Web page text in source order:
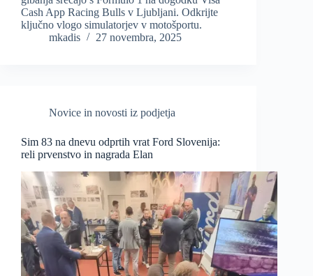
Cash App Racing Bulls v Ljubljani. Odkrijte
ključno vlogo simulatorjev v motošportu.
mkadis
27 novembra, 2025
Novice in novosti iz podjetja
Sim 83 na dnevu odprtih vrat Ford Slovenija:
reli prvenstvo in nagrada Elan